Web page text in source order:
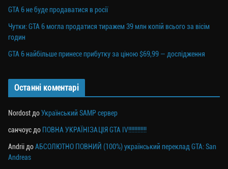
GTA 6 не буде продаватися в росії
Чутки: GTA 6 могла продатися тиражем 39 млн копій всього за вісім
годин
GTA 6 найбільше принесе прибутку за ціною $69,99 — дослідження
Останні коментарі
Nordost доУкраїнський SAMP сервер
санчоус до ПОВНА УКРАЇНІЗАЦІЯ GTA IV!!!!!!!!!!!!
Andrii доАБСОЛЮТНО ПОВНИЙ (100%) український переклад GTA: San
Andreas